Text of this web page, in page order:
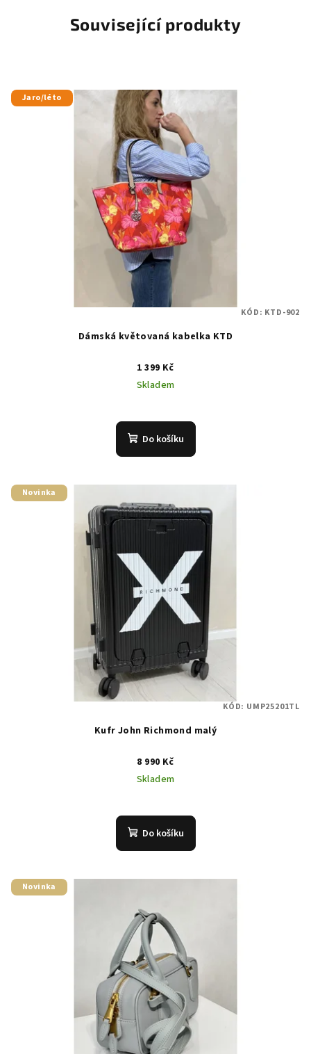
Související produkty
Jaro/léto
Dámská květovaná kabelka KTD
1 399 Kč
Skladem
Do košíku
KÓD: KTD-902
Novinka
Kufr John Richmond malý
8 990 Kč
Skladem
Do košíku
KÓD: UMP25201TL
Novinka